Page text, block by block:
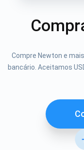
Compre Newton e
bancário. Aceitamos